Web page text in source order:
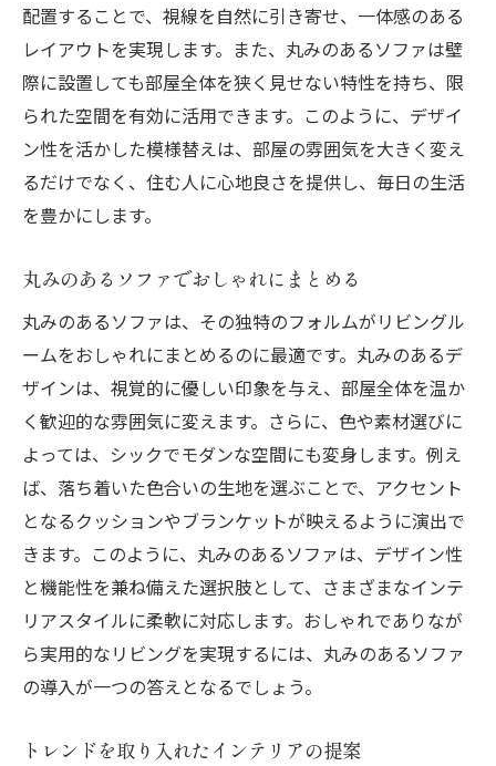
配置することで、視線を自然に引き寄せ、一体感のある
レイアウトを実現します。また、丸みのあるソファは壁
際に設置しても部屋全体を狭く見せない特性を持ち、限
られた空間を有効に活用できます。このように、デザイ
ン性を活かした模様替えは、部屋の雰囲気を大きく変え
るだけでなく、住む人に心地良さを提供し、毎日の生活
を豊かにします。
丸みのあるソファでおしゃれにまとめる
丸みのあるソファは、その独特のフォルムがリビングル
ームをおしゃれにまとめるのに最適です。丸みのあるデ
ザインは、視覚的に優しい印象を与え、部屋全体を温か
く歓迎的な雰囲気に変えます。さらに、色や素材選びに
よっては、シックでモダンな空間にも変身します。例え
ば、落ち着いた色合いの生地を選ぶことで、アクセント
となるクッションやブランケットが映えるように演出で
きます。このように、丸みのあるソファは、デザイン性
と機能性を兼ね備えた選択肢として、さまざまなインテ
リアスタイルに柔軟に対応します。おしゃれでありなが
ら実用的なリビングを実現するには、丸みのあるソファ
の導入が一つの答えとなるでしょう。
トレンドを取り入れたインテリアの提案